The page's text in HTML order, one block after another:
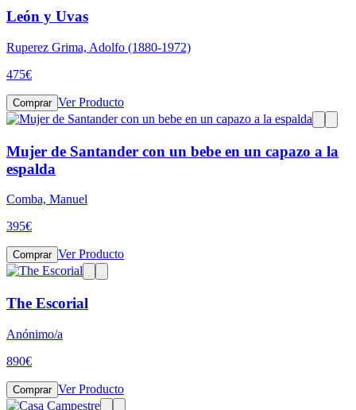
León y Uvas
Ruperez Grima, Adolfo (1880-1972)
475€
Comprar Ver Producto
Mujer de Santander con un bebe en un capazo a la
espalda
Comba, Manuel
395€
Comprar Ver Producto
The Escorial
Anónimo/a
890€
Comprar Ver Producto